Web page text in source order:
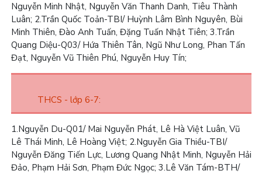
Nguyễn Minh Nhật, Nguyễn Văn Thanh Danh, Tiêu Thành
Luân; 2.Trần Quốc Toản-TBI/ Huỳnh Lâm Bình Nguyên, Bùi
Minh Thiên, Đào Anh Tuấn, Đặng Tuấn Nhật Tiên; 3.Trần
Quang Diệu-Q03/ Hứa Thiên Tân, Ngũ Như Long, Phan Tấn
Đạt, Nguyễn Vũ Thiên Phú, Nguyễn Huy Tín;
THCS - lớp 6-7:
1.Nguyễn Du-Q01/ Mai Nguyễn Phát, Lê Hà Việt Luân, Vũ
Lê Thái Minh, Lê Hoàng Việt; 2.Nguyễn Gia Thiều-TBI/
Nguyễn Đăng Tiến Lực, Lương Quang Nhật Minh, Nguyễn Hải
Đảo, Phạm Hải Sơn, Phạm Đức Ngọc; 3.Lê Văn Tám-BTH/